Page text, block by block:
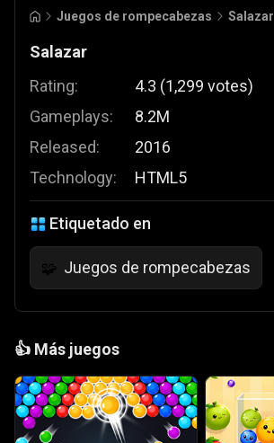
Juegos de rompecabezas Salazar
Salazar
Rating:
Gameplays:
Released:
Technology:
4.3 (1,299 votes)
8.2M
2016
HTML5
Etiquetado en
🧩 Juegos de rompecabezas
👍 Más juegos